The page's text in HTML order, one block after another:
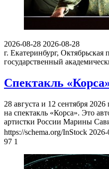
2026-08-28 2026-08-28
г. Екатеринбург, Октябрьская
государственный
Спектакль
28 августа и 12 сентября
на спектакль «Корса». Это
артистки России Марины
https://schema.org/InStock
97 1